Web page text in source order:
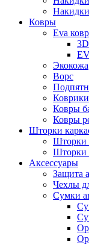
Накидки
Ковры
Eva
Экокожа
Ворс
Ковры
Ковры
Шторки
Шторки
Шторки
Аксессуары
Защита
Чехлы
Сумки